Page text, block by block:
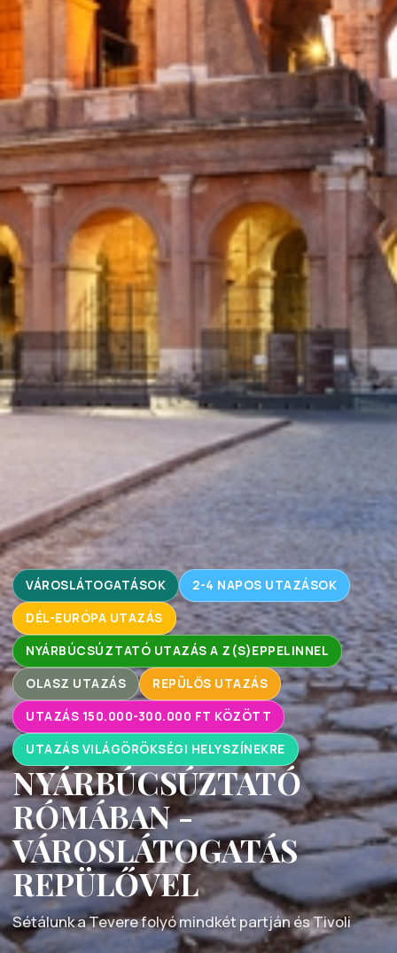
VÁROSLÁTOGATÁSOK 2-4 NAPOS UTAZÁSOK
DÉL-EURÓPA UTAZÁS
NYÁRBÚCSÚZTATÓ UTAZÁS A Z(S)EPPELINNEL
OLASZ UTAZÁS REPÜLŐS UTAZÁS
UTAZÁS 150.000-300.000 FT KÖZÖTT
UTAZÁS VILÁGÖRÖKSÉGI HELYSZÍNEKRE
NYÁRBÚCSÚZTATÓ
RÓMÁBAN -
VÁROSLÁTOGATÁS
REPÜLŐVEL
Sétálunk a Tevere folyó mindkét partján és Tivoli